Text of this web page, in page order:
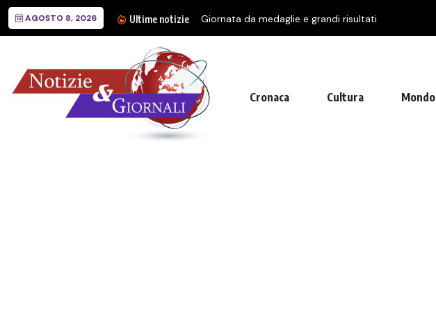
AGOSTO 8, 2026 Ultime notizie Giornata da medaglie e grandi risultati
Cronaca Cultura Mondo